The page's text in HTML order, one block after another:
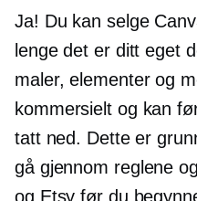
Ja! Du kan selge
lenge det er ditt eget
maler, elementer og
kommersielt og kan
tatt ned. Dette er
gå gjennom reglene
og Etsy før du